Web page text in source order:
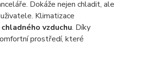
Dokáže nejen chladit, ale
Klimatizace
vzduchu. Díky
prostředí, které